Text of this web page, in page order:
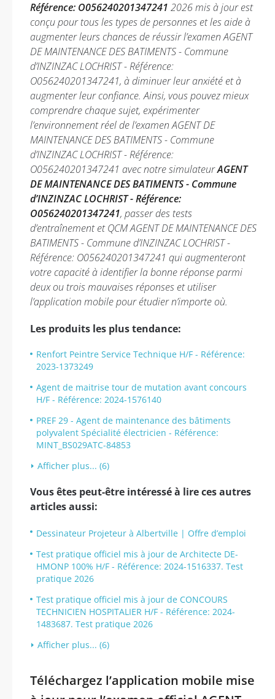
Référence: O056240201347241 2026 mis à jour est
conçu pour tous les types de personnes et les aide à
augmenter leurs chances de réussir l’examen AGENT
DE MAINTENANCE DES BATIMENTS - Commune
d’INZINZAC LOCHRIST - Référence:
O056240201347241, à diminuer leur anxiété et à
augmenter leur confiance. Ainsi, vous pouvez mieux
comprendre chaque sujet, expérimenter
l’environnement réel de l’examen AGENT DE
MAINTENANCE DES BATIMENTS - Commune
d’INZINZAC LOCHRIST - Référence:
O056240201347241 avec notre simulateurAGENT
DE MAINTENANCE DES BATIMENTS - Commune
d’INZINZAC LOCHRIST - Référence:
O056240201347241, passer des tests
d’entraînement et QCM AGENT DE MAINTENANCE DES
BATIMENTS - Commune d’INZINZAC LOCHRIST -
Référence: O056240201347241 qui augmenteront
votre capacité à identifier la bonne réponse parmi
deux ou trois mauvaises réponses et utiliser
l’application mobile pour étudier n’importe où.
Les produits les plus tendance:
Renfort Peintre Service Technique H/F - Référence:
2023-1373249
Agent de maitrise tour de mutation avant concours
H/F - Référence: 2024-1576140
PREF 29 - Agent de maintenance des bâtiments
polyvalent Spécialité électricien - Référence:
MINT_BS029ATC-84853
Afficher plus... (6)
Vous êtes peut-être intéressé à lire ces autres
articles aussi:
Dessinateur Projeteur à Albertville | Offre d’emploi
Test pratique officiel mis à jour de Architecte DE-
HMONP 100% H/F - Référence: 2024-1516337. Test
pratique 2026
Test pratique officiel mis à jour de CONCOURS
TECHNICIEN HOSPITALIER H/F - Référence: 2024-
1483687. Test pratique 2026
Afficher plus... (6)
Téléchargez l’application mobile mise